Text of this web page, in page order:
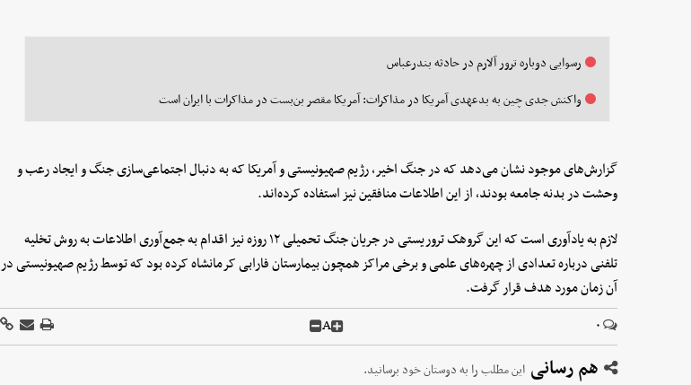
رسوایی دوباره ترور آلارم در حادثه بندرعباس
واکنش جدی چین به بدعهدی آمریکا در مذاکرات: آمریکا مقصر بن‌بست در مذاکرات با ایران است
گزارش‌های موجود نشان می‌دهد که در جنگ اخیر، رژیم صهیونیستی و آمریکا که به دنبال اجتماعی‌سازی جنگ و ایجاد رعب و
وحشت در بدنه جامعه بودند، از این اطلاعات منافقین نیز استفاده کرده‌اند.
لازم به یادآوری است که این گروهک تروریستی در جریان جنگ تحمیلی ۱۲ روزه نیز اقدام به جمع‌آوری اطلاعات به روش تخلیه
تلفنی درباره تعدادی از چهره‌های علمی و برخی مراکز همچون بیمارستان فارابی کرمانشاه کرده بود که توسط رژیم صهیونیستی در
آن زمان مورد هدف قرار گرفت.
۰ A
هم رسانی این مطلب را به دوستان خود برسانید.